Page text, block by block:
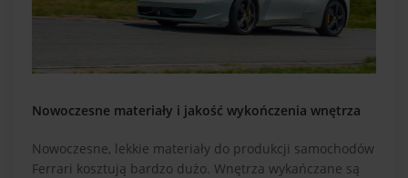
Nowoczesne materiały i jakość wykończenia wnętrza
Nowoczesne, lekkie materiały do produkcji samochodów
Ferrari kosztują bardzo dużo. Wnętrza wykańczane są